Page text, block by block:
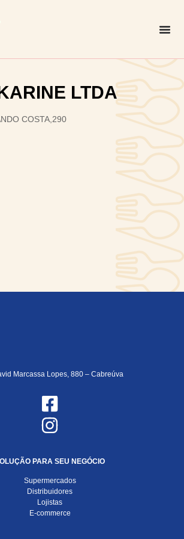
LTDA
COSTA,290
Marcassa Lopes, 880 – Cabreúva
PARA SEU NEGÓCIO
Supermercados
Distribuidores
Lojistas
E-commerce